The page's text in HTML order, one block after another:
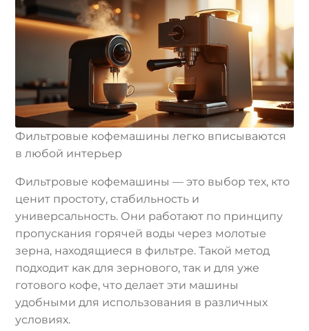
Фильтровые кофемашины легко вписываются
в любой интерьер
Фильтровые кофемашины — это выбор тех, кто
ценит простоту, стабильность и
универсальность. Они работают по принципу
пропускания горячей воды через молотые
зерна, находящиеся в фильтре. Такой метод
подходит как для зернового, так и для уже
готового кофе, что делает эти машины
удобными для использования в различных
условиях.